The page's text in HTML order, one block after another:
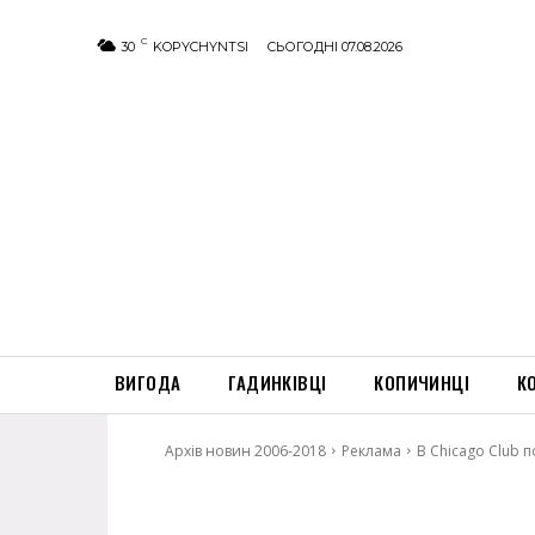
30 C KOPYCHYNTSI СЬОГОДНІ 07.08.2026
ВИГОДА ГАДИНКІВЦІ КОПИЧИНЦІ
Архів новин 2006-2018 Реклама В Chicago Club